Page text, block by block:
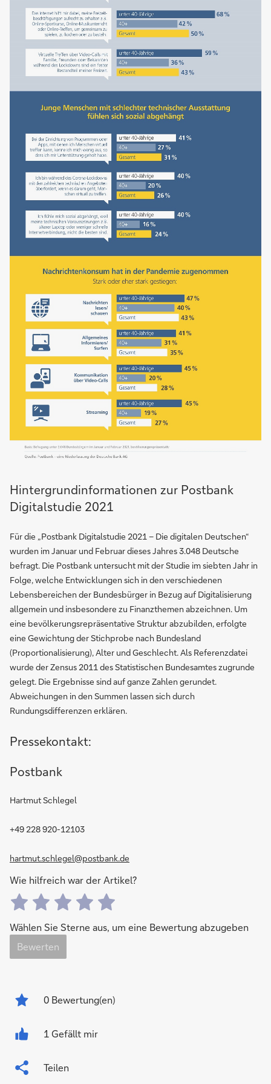
Hintergrundinformationen zur Postbank
Digitalstudie 2021
Für die „Postbank Digitalstudie 2021 – Die digitalen Deutschen“
wurden im Januar und Februar dieses Jahres 3.048 Deutsche
befragt. Die Postbank untersucht mit der Studie im siebten Jahr in
Folge, welche Entwicklungen sich in den verschiedenen
Lebensbereichen der Bundesbürger in Bezug auf Digitalisierung
allgemein und insbesondere zu Finanzthemen abzeichnen. Um
eine bevölkerungsrepräsentative Struktur abzubilden, erfolgte
eine Gewichtung der Stichprobe nach Bundesland
(Proportionalisierung), Alter und Geschlecht. Als Referenzdatei
wurde der Zensus 2011 des Statistischen Bundesamtes zugrunde
gelegt. Die Ergebnisse sind auf ganze Zahlen gerundet.
Abweichungen in den Summen lassen sich durch
Rundungsdifferenzen erklären.
Pressekontakt:
Postbank
Hartmut Schlegel
+49 228 920-12103
hartmut.schlegel@postbank.de
Wie hilfreich war der Artikel?
Wählen Sie Sterne aus, um eine Bewertung abzugeben
Bewerten
0 Bewertung(en)
1 Gefällt mir
Teilen